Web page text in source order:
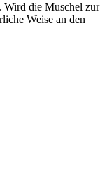
Wird die Muschel zur
Weise an den